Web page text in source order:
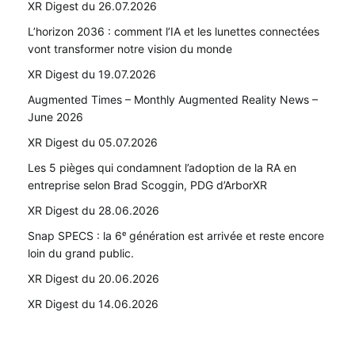
XR Digest du 26.07.2026
L’horizon 2036 : comment l’IA et les lunettes connectées
vont transformer notre vision du monde
XR Digest du 19.07.2026
Augmented Times – Monthly Augmented Reality News –
June 2026
XR Digest du 05.07.2026
Les 5 pièges qui condamnent l’adoption de la RA en
entreprise selon Brad Scoggin, PDG d’ArborXR
XR Digest du 28.06.2026
Snap SPECS : la 6ᵉ génération est arrivée et reste encore
loin du grand public.
XR Digest du 20.06.2026
XR Digest du 14.06.2026